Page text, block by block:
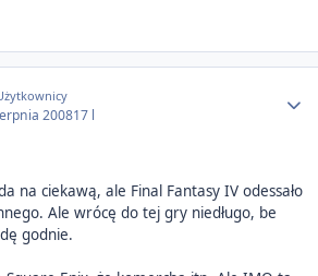
200817 l
na ciekawą, ale Final Fantasy IV odessało
Ale wrócę do tej gry niedługo, be
godnie.